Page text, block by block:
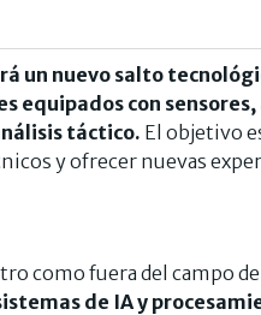
un nuevo salto
con
táctico. El objetivo
y ofrecer nuevas
como fuera del campo
de IA y